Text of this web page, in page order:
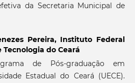
da Secretaria Municipal de
Pereira, Instituto Federal
Tecnologia do Ceará
de Pós-graduação em
Estadual do Ceará (UECE).